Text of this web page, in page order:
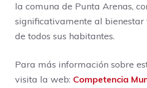
la comuna de Punta Arenas,
significativamente al bienestar
de todos sus habitantes.
Para más información sobre
visita la web: Competencia